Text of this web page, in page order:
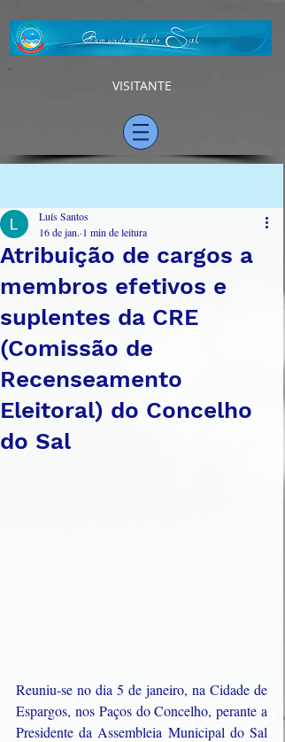
VISITANTE
Atribuição de cargos a
membros efetivos e
suplentes da CRE
(Comissão de
Recenseamento
Eleitoral) do Concelho
do Sal
Luís Santos
16 de jan. 1 min de leitura
Reuniu-se no dia 5 de janeiro, na Cidade de
Espargos, nos Paços do Concelho, perante a
Presidente da Assembleia Municipal do Sal